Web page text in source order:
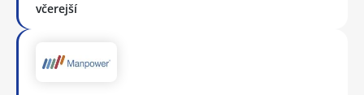
včerejší